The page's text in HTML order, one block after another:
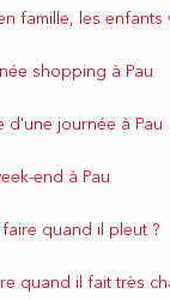
famille, les
shopping à Pau
d'une journée à Pau
end à Pau
quand il pleut ?
quand il fait très
POCTEFA.
?
,